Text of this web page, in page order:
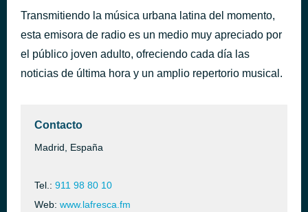
Transmitiendo la música urbana latina del momento,
esta emisora de radio es un medio muy apreciado por
el público joven adulto, ofreciendo cada día las
noticias de última hora y un amplio repertorio musical.
Contacto
Madrid, España
Tel.: 911 98 80 10
Web: www.lafresca.fm